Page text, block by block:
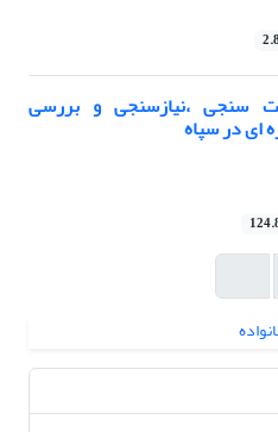
سنجی ،نیازسنجی و بررسی
ای در سپاه